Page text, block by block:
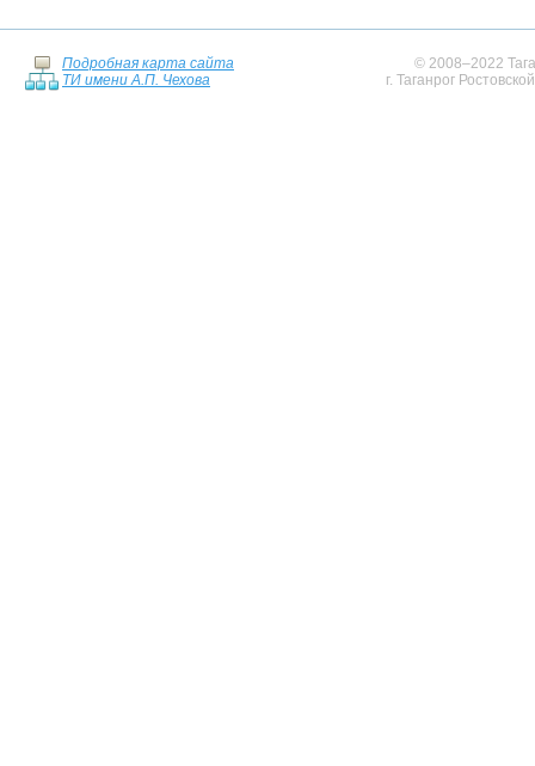
Подробная карта сайта
ТИ имени А.П. Чехова
© 2008–2022
г. Таганрог